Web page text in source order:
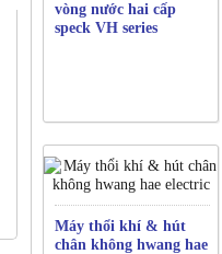
vòng nước hai cấp
speck VH series
Máy thổi khí & hút
chân không hwang hae